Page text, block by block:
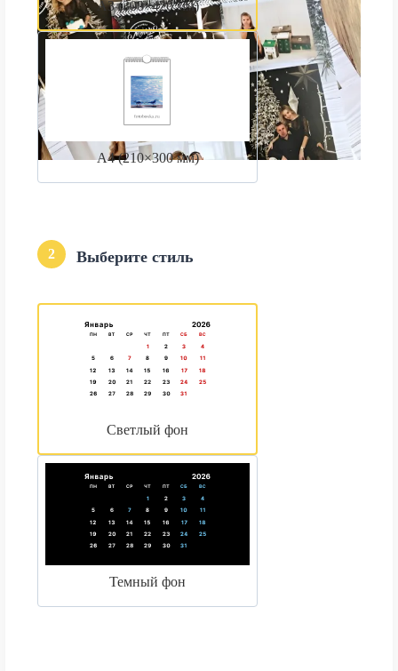
А3 (300×420 мм)
А4 (210×300 мм)
2 Выберите стиль
Светлый фон
Темный фон